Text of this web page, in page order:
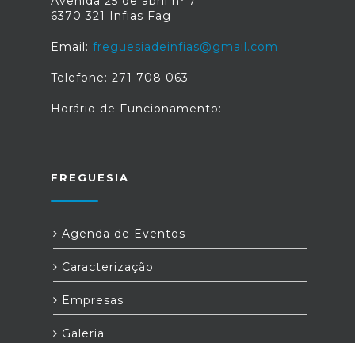
6370 321 Infias Fag
Email: freguesiadeinfias@gmail.com
Telefone: 271 708 063
Horário de Funcionamento:
FREGUESIA
Agenda de Eventos
Caracterização
Empresas
Galeria